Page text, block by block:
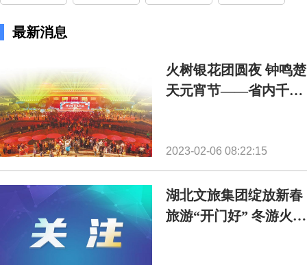
最新消息
火树银花团圆夜 钟鸣楚
天元宵节——省内千余
2023-02-06 08:22:15
湖北文旅集团绽放新春
旅游“开门好” 冬游火